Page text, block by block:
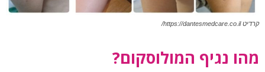
קרדיט https://dantesmedcare.co.il/
מהו נגיף המולוסקום?